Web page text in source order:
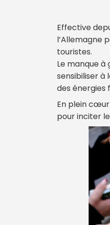
Effective
l’Allemagne
touristes.
Le manque
sensibiliser à
des énergies
En plein cœur
pour inciter